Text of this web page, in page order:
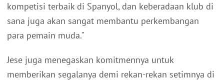
kompetisi terbaik di Spanyol, dan keberadaan klub di
sana juga akan sangat membantu perkembangan
para pemain muda."
Jese juga menegaskan komitmennya untuk
memberikan segalanya demi rekan-rekan setimnya di